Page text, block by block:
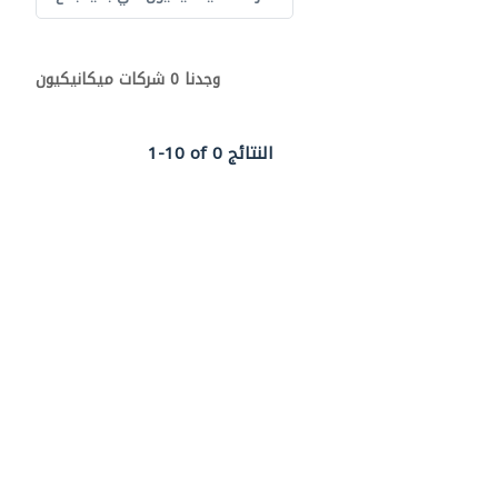
وجدنا 0 شركات ميكانيكيون
1-10 of 0 النتائج